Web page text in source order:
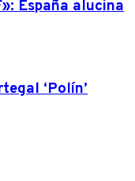
España alucina
‘Polín’